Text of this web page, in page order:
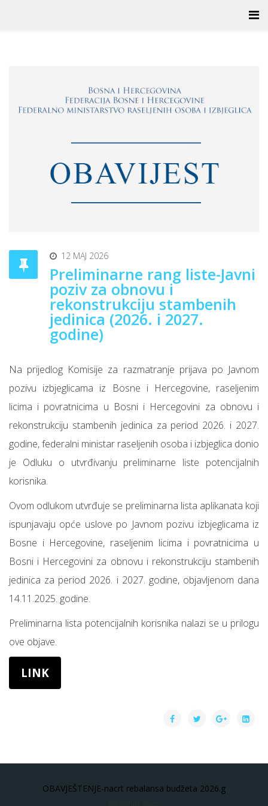
12 MAJ 2026
Preliminarne rang liste-Javni
poziv za obnovu i
rekonstrukciju stambenih
jedinica (2026. i 2027.
godine)
Na prijedlog Komisije za razmatranje prijava po Javnom
pozivu izbjeglicama iz Bosne i Hercegovine, raseljenim
licima i povratnicima u Bosni i Hercegovini za obnovu i
rekonstrukciju stambenih jedinica za period 2026. i 2027.
godine, federalni ministar raseljenih osoba i izbjeglica donio
je Odluku o utvrđivanju preliminarne liste potencijalnih
korisnika.
Ovom odlukom utvrđuje se preliminarna lista aplikanata koji
ispunjavaju opće uslove po Javnom pozivu izbjeglicama iz
Bosne i Hercegovine, raseljenim licima i povratnicima u
Bosni i Hercegovini za obnovu i rekonstrukciju stambenih
jedinica za period 2026. i 2027. godine, objavljenom dana
14.11.2025. godine.
Preliminarna lista potencijalnih korisnika nalazi se u prilogu
ove objave.
LINK
OBAVJEŠTENJE-nacrt rebalansa budžeta 2026.g